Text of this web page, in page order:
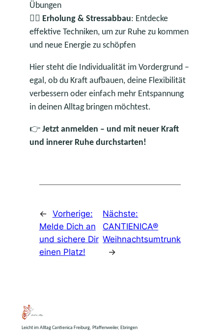
Übungen
💆‍♂️ Erholung & Stressabbau: Entdecke
effektive Techniken, um zur Ruhe zu kommen
und neue Energie zu schöpfen
Hier steht die Individualität im Vordergrund –
egal, ob du Kraft aufbauen, deine Flexibilität
verbessern oder einfach mehr Entspannung
in deinen Alltag bringen möchtest.
👉 Jetzt anmelden – und mit neuer Kraft
und innerer Ruhe durchstarten!
← Vorherige:
Melde Dich an
und sichere Dir
einen Platz!
Nächste:
CANTIENICA®
Weihnachtsumtrunk
→
Leicht im Alltag Cantienica Freiburg, Pfaffenweiler, Ebringen